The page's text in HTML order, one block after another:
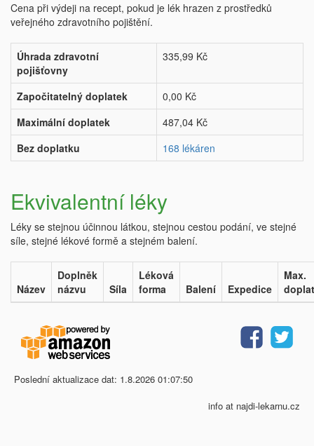
Cena při výdeji na recept, pokud je lék hrazen z prostředků
veřejného zdravotního pojištění.
Úhrada zdravotní
pojišťovny
335,99 Kč
Započitatelný doplatek
0,00 Kč
Maximální doplatek
487,04 Kč
Bez doplatku
168 lékáren
Ekvivalentní léky
Léky se stejnou účinnou látkou, stejnou cestou podání, ve stejné
síle, stejné lékové formě a stejném balení.
Název
Doplněk
názvu
Síla
Léková
forma
Balení Expedice
Max.
Poslední aktualizace dat: 1.8.2026 01:07:50
info at najdi-lekarnu.cz